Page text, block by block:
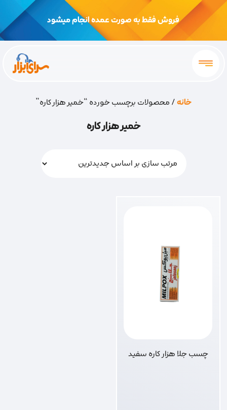
فروش فقط به صورت عمده انجام میشود
خانه/ محصولات برچسب خورده “خمیر هزار کاره”
خمیر هزار کاره
چسب جلا هزار کاره سفید